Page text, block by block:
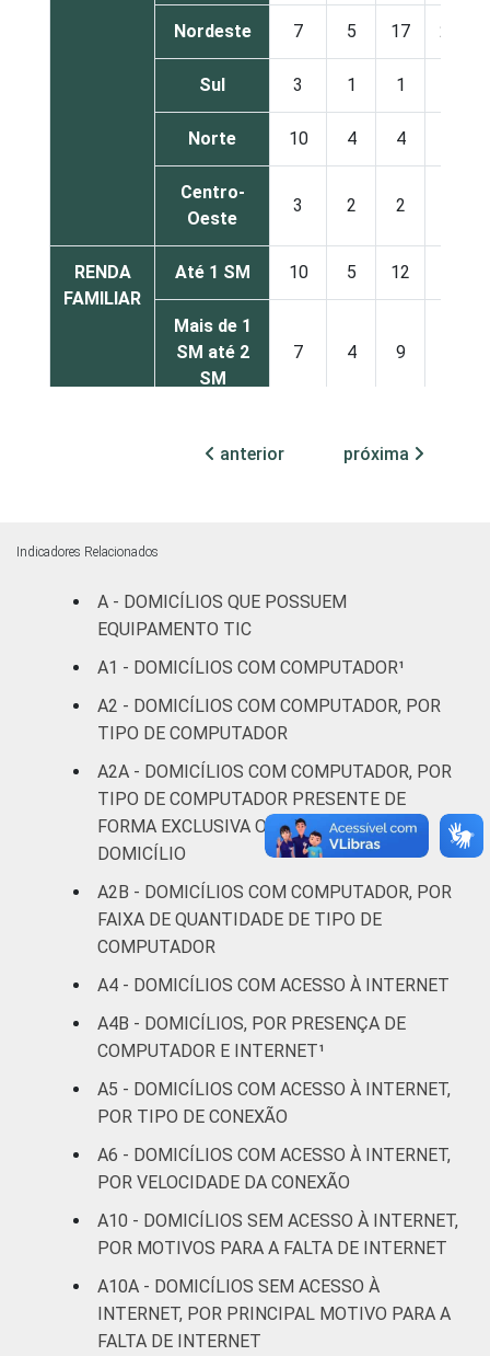
Nordeste 7 5 17 20
Sul 3 1 1
Norte 10 4 4
Centro-
Oeste
3 2 2
RENDA
FAMILIAR
Até 1 SM 10 5 12
Mais de 1
SM até 2
SM
7 4 9
SM até 3
2 4
SM
SM até 10
SM
0 0 2
SM
0 6 1 2
Não tem
7 2 7
Não sabe 1 1
respondeu
1 1 3 5
CLASSE
A 0
B 2 1 2 4
C 4 3 6 8
DE
Estudos para o Desenvolvimento da
Sociedade da Informação (Cetic.br),
Pesquisa sobre o uso das tecnologias de
anterior próxima
Indicadores Relacionados
A - DOMICÍLIOS QUE POSSUEM
EQUIPAMENTO TIC
A1 - DOMICÍLIOS COM COMPUTADOR¹
A2 - DOMICÍLIOS COM COMPUTADOR, POR
TIPO DE COMPUTADOR
A2A - DOMICÍLIOS COM COMPUTADOR, POR
TIPO DE COMPUTADOR PRESENTE DE
FORMA EXCLUSIVA OU SIMULTÂNEA NO
DOMICÍLIO
A2B - DOMICÍLIOS COM COMPUTADOR, POR
FAIXA DE QUANTIDADE DE TIPO DE
COMPUTADOR
A4 - DOMICÍLIOS COM ACESSO À INTERNET
A4B - DOMICÍLIOS, POR PRESENÇA DE
COMPUTADOR E INTERNET¹
A5 - DOMICÍLIOS COM ACESSO À INTERNET,
POR TIPO DE CONEXÃO
A6 - DOMICÍLIOS COM ACESSO À INTERNET,
POR VELOCIDADE DA CONEXÃO
A10 - DOMICÍLIOS SEM ACESSO À INTERNET,
POR MOTIVOS PARA A FALTA DE INTERNET
A10A - DOMICÍLIOS SEM ACESSO À
INTERNET, POR PRINCIPAL MOTIVO PARA A
FALTA DE INTERNET